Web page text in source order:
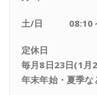
土/日 08:10
定休日
毎月8日23日(1月
年末年始・夏季な